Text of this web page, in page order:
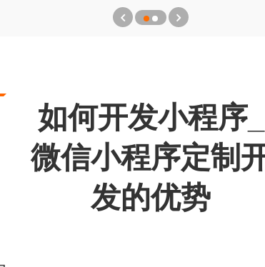
如何开发小程序_
微信小程序定制
发的优势